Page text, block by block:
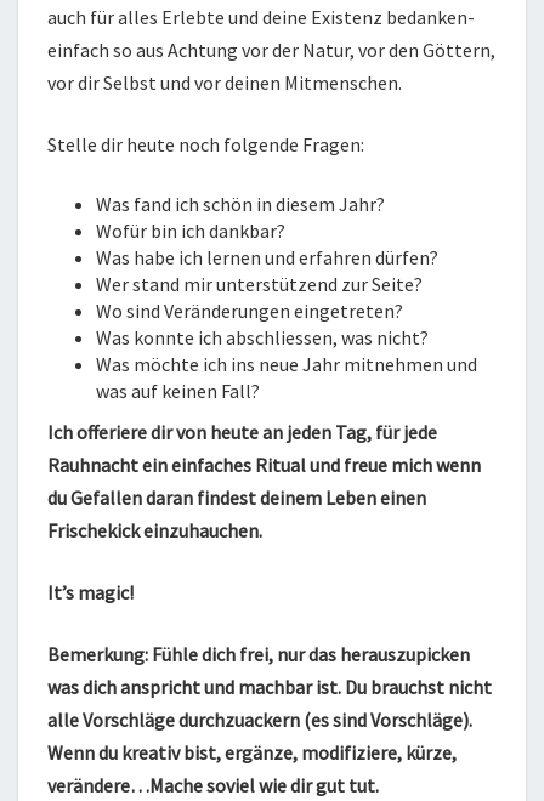
auch für alles Erlebte und deine Existenz bedanken-
einfach so aus Achtung vor der Natur, vor den Göttern,
vor dir Selbst und vor deinen Mitmenschen.
Stelle dir heute noch folgende Fragen:
Was fand ich schön in diesem Jahr?
Wofür bin ich dankbar?
Was habe ich lernen und erfahren dürfen?
Wer stand mir unterstützend zur Seite?
Wo sind Veränderungen eingetreten?
Was konnte ich abschliessen, was nicht?
Was möchte ich ins neue Jahr mitnehmen und
was auf keinen Fall?
Ich offeriere dir von heute an jeden Tag, für jede
Rauhnacht ein einfaches Ritual und freue mich wenn
du Gefallen daran findest deinem Leben einen
Frischekick einzuhauchen.
It’s magic!
Bemerkung: Fühle dich frei, nur das herauszupicken
was dich anspricht und machbar ist. Du brauchst nicht
alle Vorschläge durchzuackern (es sind Vorschläge).
Wenn du kreativ bist, ergänze, modifiziere, kürze,
verändere…Mache soviel wie dir gut tut.